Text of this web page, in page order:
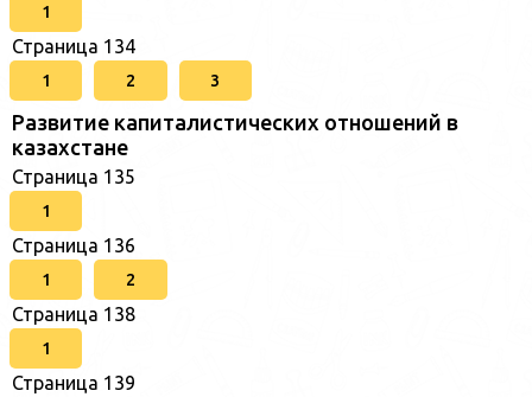
1
Страница 134
1 2 3
Развитие капиталистических отношений в
казахстане
Страница 135
1
Страница 136
1 2
Страница 138
1
Страница 139